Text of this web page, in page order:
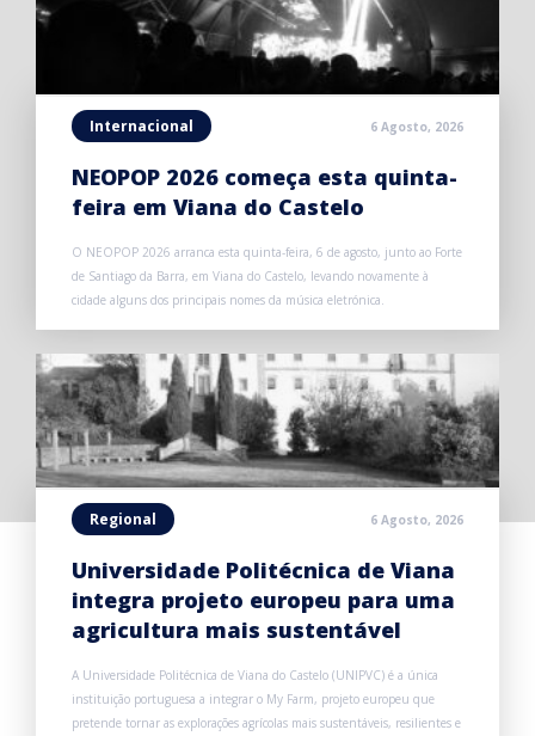
Internacional 6 Agosto, 2026
NEOPOP 2026 começa esta quinta-
feira em Viana do Castelo
O NEOPOP 2026 arranca esta quinta-feira, 6 de agosto, junto ao Forte
de Santiago da Barra, em Viana do Castelo, levando novamente à
cidade alguns dos principais nomes da música eletrónica.
Regional 6 Agosto, 2026
Universidade Politécnica de Viana
integra projeto europeu para uma
agricultura mais sustentável
A Universidade Politécnica de Viana do Castelo (UNIPVC) é a única
instituição portuguesa a integrar o My Farm, projeto europeu que
pretende tornar as explorações agrícolas mais sustentáveis, resilientes e